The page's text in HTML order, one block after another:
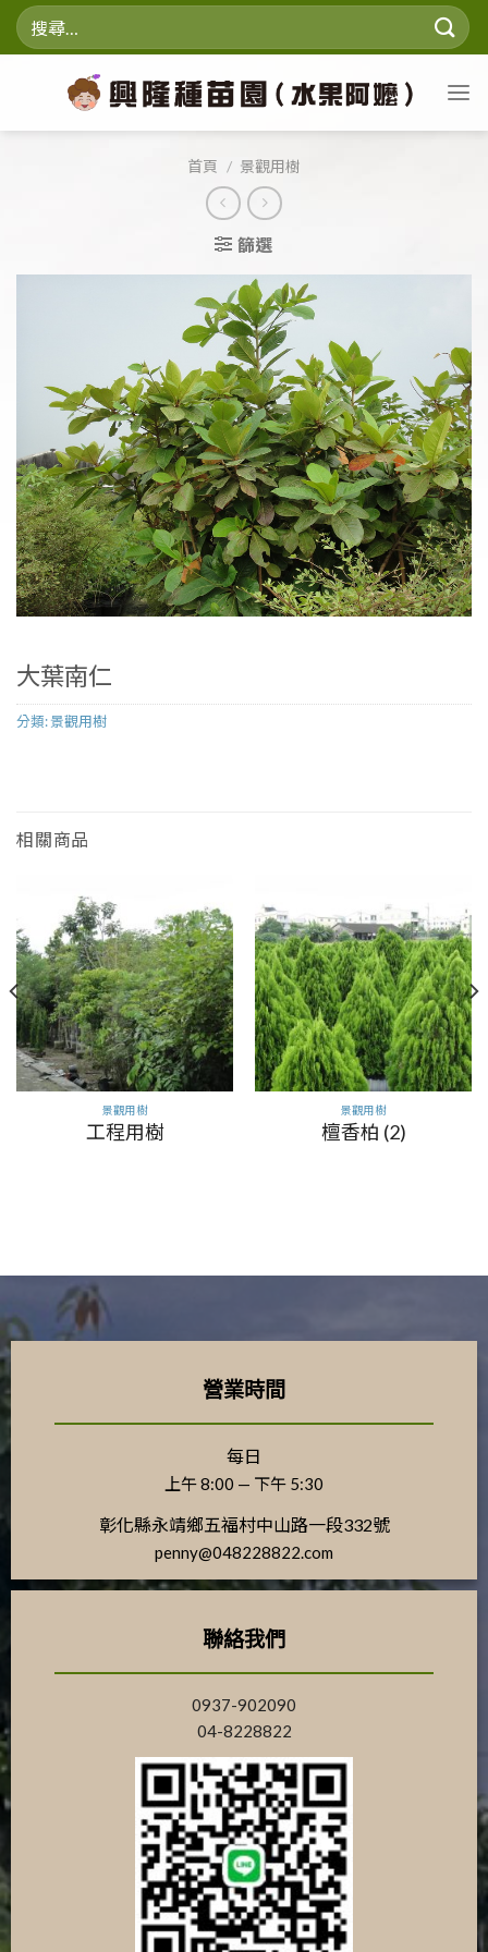
Skip
搜
尋
首頁 / 景觀用樹
篩選
大葉南仁
分類:景觀用樹
相關商品
景觀用樹
工程用樹
景觀用樹
檀香柏 (2)
營業時間
每日
上午 8:00 — 下午 5:30
彰化縣永靖鄉五福村中山路一段332號
penny@048228822.com
聯絡我們
0937-902090
04-8228822